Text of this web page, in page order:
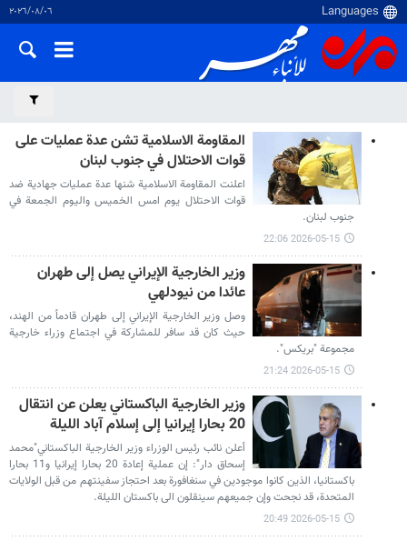
٠٦‏/٠٨‏/٢٠٢٦
المقاومة الاسلامية تشن عدة عمليات على
قوات الاحتلال في جنوب لبنان
اعلنت المقاومة الاسلامية شنها عدة عمليات جهادية ضد
قوات الاحتلال يوم امس الخميس واليوم الجمعة في
جنوب لبنان.
2026-05-15 22:06
وزير الخارجية الإيراني يصل إلى طهران
عائدا من نيودلهي
وصل وزير الخارجية الإيراني إلى طهران قادماً من الهند،
حيث كان قد سافر للمشاركة في اجتماع وزراء خارجية
مجموعة "بريكس".
2026-05-15 21:24
وزير الخارجية الباكستاني یعلن عن انتقال
20 بحارا إيرانيا إلى إسلام آباد الليلة
أعلن نائب رئيس الوزراء وزير الخارجية الباكستاني"محمد
إسحاق دار": إن عملية إعادة 20 بحارا إيرانيا و11 بحارا
باكستانيا، الذين كانوا موجودين في سنغافورة بعد احتجاز سفينتهم من قبل الولايات
المتحدة، قد نجحت وإن جميعهم سينقلون الی باكستان الليلة.
2026-05-15 20:49